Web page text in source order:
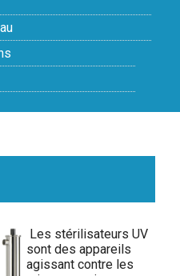
Les stérilisateurs UV
sont des appareils
agissant contre les